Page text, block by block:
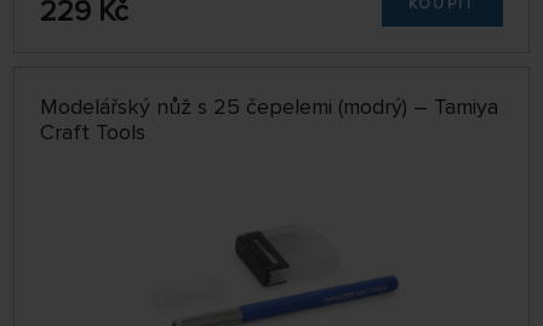
229 Kč KOUPIT
Modelářský nůž s 25 čepelemi (modrý) – Tamiya
Craft Tools